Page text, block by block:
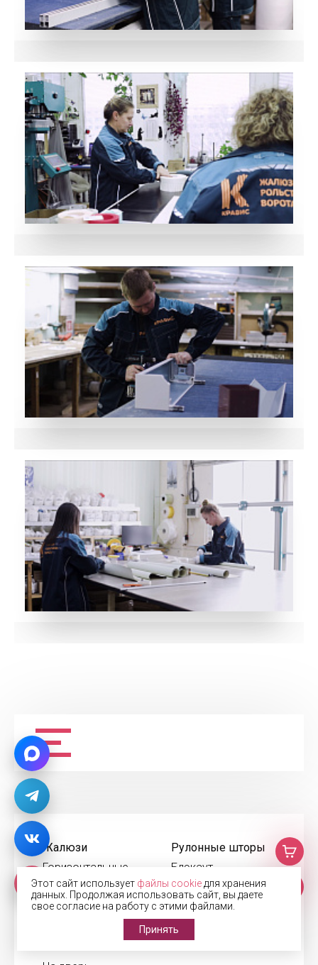
Жалюзи
Горизонтальные
Деревянные
Алюминиевые
Рулонные шторы
Блэкаут
День-Ночь
Кассетные
С электроприводом
Этот сайт использует файлы cookie для хранения
данных. Продолжая использовать сайт, вы даете
свое согласие на работу с этими файлами.
Принять